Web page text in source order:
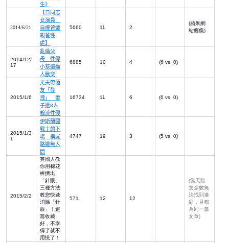
生》
2014/6/21
【日同志
女演員
自爆曾遭
親爸性
虐】
5660 11 2
(蘋果網
站癱瘓)
2014/12/
17
亂倫父
母 性侵
小孩還逼
人獸交
6885 10 4 (6 vs. 0)
2015/1/6
丈夫帶酒
友「發
洩」 妻
子遭8人
輪流性侵
16734 11 6 (6 vs. 0)
2015/1/3
1
伊斯蘭國
戰士的下
場 橫屍
路邊無人
問
4747 19 3 (5 vs. 0)
2015/2/2
英國人教
你用棉花
棒擠出
「針眼」
三種方法
教您快速
消除「針
眼」！這
篇收藏
好，不幸
得了就不
用慌了！
571 12 12
(當天貼
文全數無
法找到連
結，且都
為同一篇
文章)